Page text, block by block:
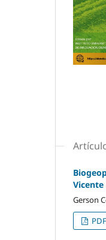
Vicente
Gerson